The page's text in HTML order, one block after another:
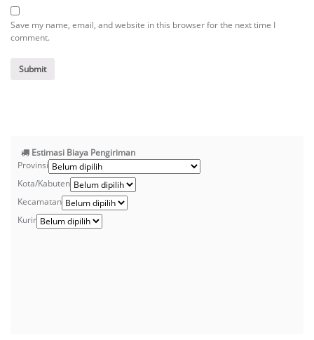
Save my name, email, and website in this browser for the next time I
comment.
Estimasi Biaya Pengiriman
Provinsi
Kota/Kabuten
Kecamatan
Kurir